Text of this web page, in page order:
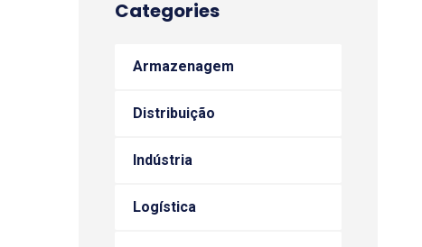
Categories
Armazenagem
Distribuição
Indústria
Logística